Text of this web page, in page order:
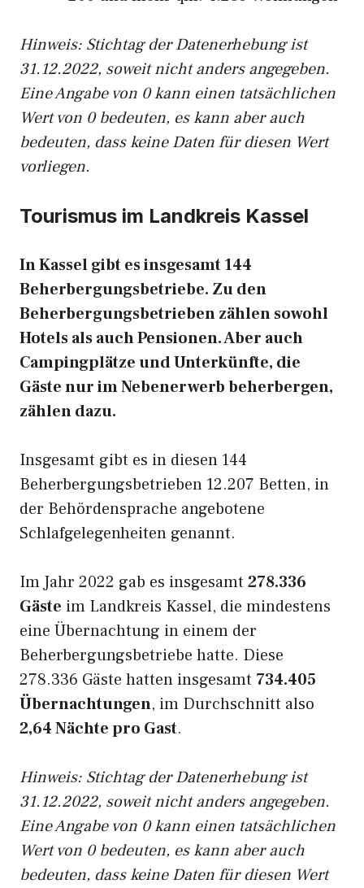
Hinweis: Stichtag der Datenerhebung ist
31.12.2022, soweit nicht anders angegeben.
Eine Angabe von 0 kann einen tatsächlichen
Wert von 0 bedeuten, es kann aber auch
bedeuten, dass keine Daten für diesen Wert
vorliegen.
Tourismus im Landkreis Kassel
In Kassel gibt es insgesamt 144
Beherbergungsbetriebe. Zu den
Beherbergungsbetrieben zählen sowohl
Hotels als auch Pensionen. Aber auch
Campingplätze und Unterkünfte, die
Gäste nur im Nebenerwerb beherbergen,
zählen dazu.
Insgesamt gibt es in diesen 144
Beherbergungsbetrieben 12.207 Betten, in
der Behördensprache angebotene
Schlafgelegenheiten genannt.
Im Jahr 2022 gab es insgesamt 278.336
Gäste im Landkreis Kassel, die mindestens
eine Übernachtung in einem der
Beherbergungsbetriebe hatte. Diese
278.336 Gäste hatten insgesamt 734.405
Übernachtungen, im Durchschnitt also
2,64 Nächte pro Gast.
Hinweis: Stichtag der Datenerhebung ist
31.12.2022, soweit nicht anders angegeben.
Eine Angabe von 0 kann einen tatsächlichen
Wert von 0 bedeuten, es kann aber auch
bedeuten, dass keine Daten für diesen Wert